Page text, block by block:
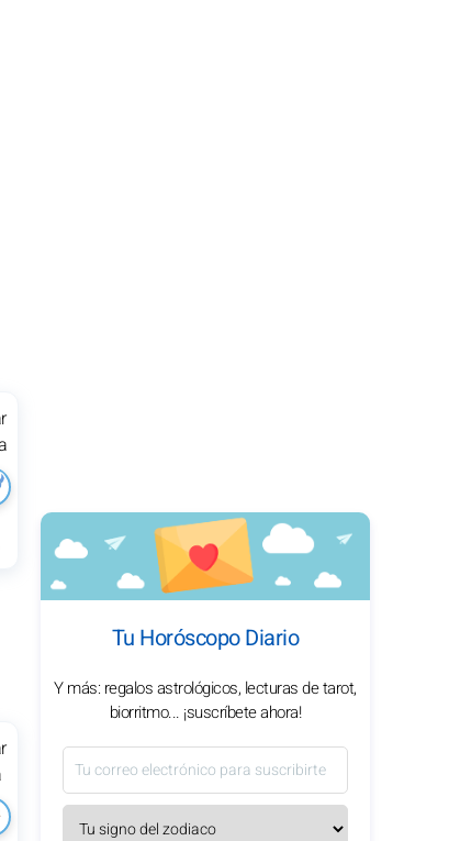
Tu Horóscopo Diario
Y más: regalos astrológicos, lecturas de tarot,
biorritmo... ¡suscríbete ahora!